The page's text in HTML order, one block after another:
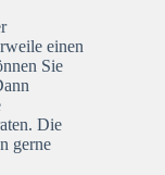
einen
Sie
Die
gerne